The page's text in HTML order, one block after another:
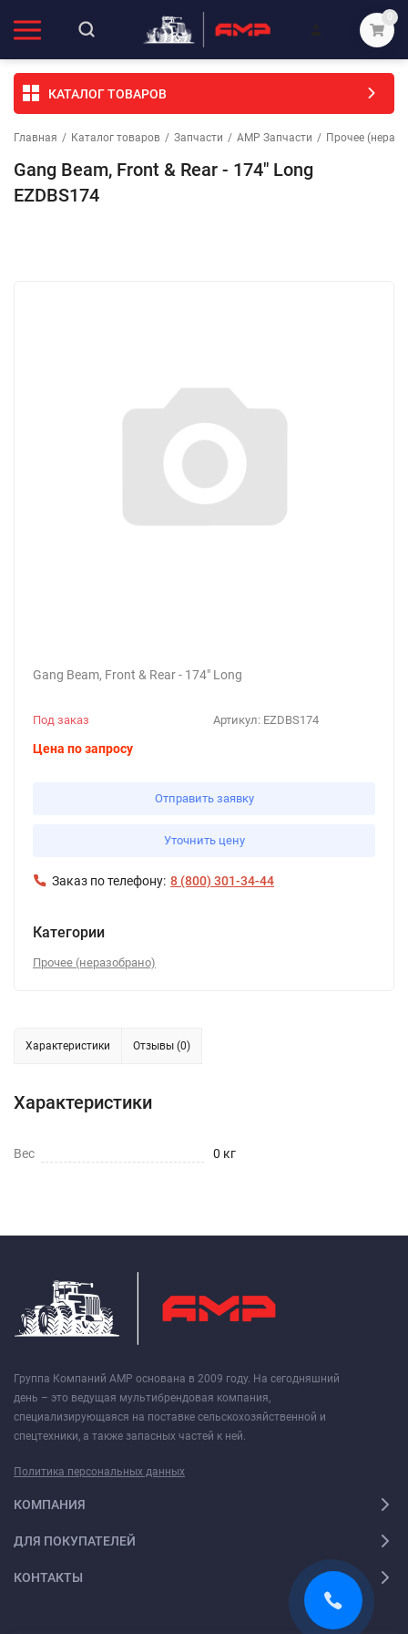
0
КАТАЛОГ ТОВАРОВ
Главная / Каталог товаров / Запчасти / АМР Запчасти / Прочее
Gang Beam, Front & Rear - 174" Long
EZDBS174
Gang Beam, Front & Rear - 174" Long
Артикул: EZDBS174
Под заказ
Цена по запросу
Отправить заявку
Уточнить цену
Заказ по телефону: 8 (800) 301-34-44
Категории
Прочее (неразобрано)
Характеристики Отзывы (0)
Характеристики
Вес 0 кг
Группа Компаний АМР основана в 2009 году. На сегодняшний
день – это ведущая мультибрендовая компания,
специализирующаяся на поставке сельскохозяйственной и
спецтехники, а также запасных частей к ней.
Политика персональных данных
КОМПАНИЯ
ДЛЯ ПОКУПАТЕЛЕЙ
КОНТАКТЫ